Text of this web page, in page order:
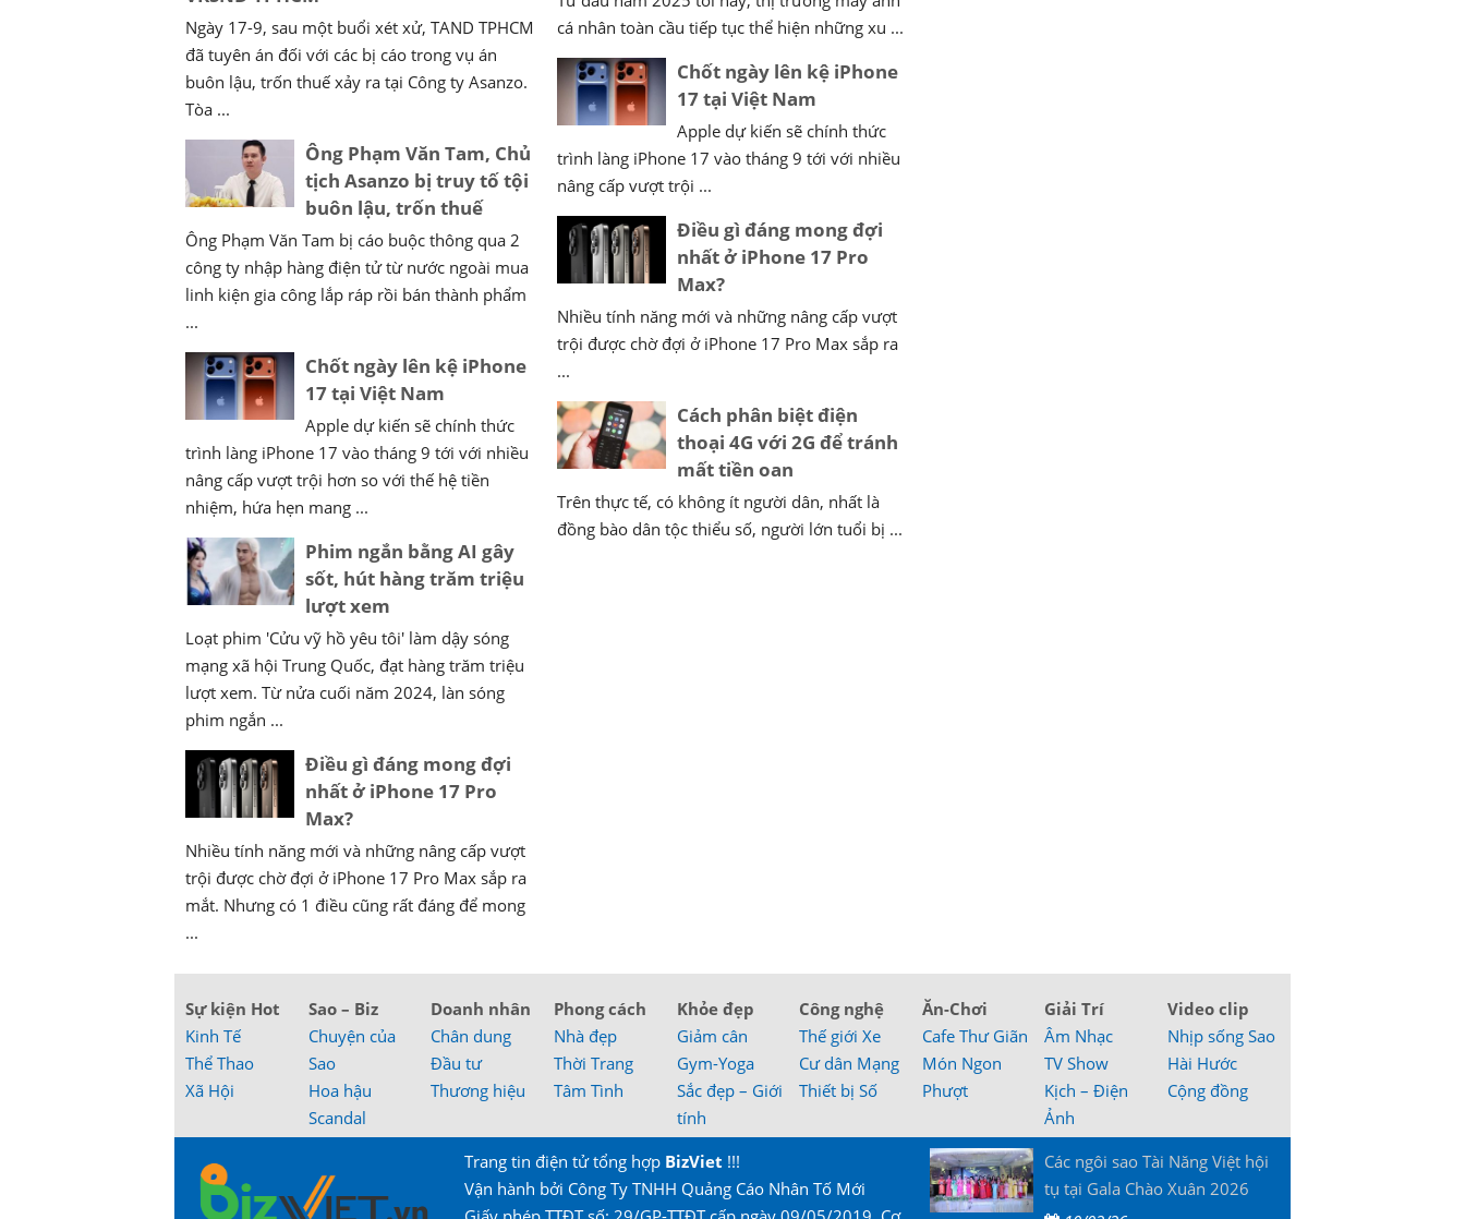
Ngày 17-9, sau một buổi xét xử, TAND TPHCM
đã tuyên án đối với các bị cáo trong vụ án
buôn lậu, trốn thuế xảy ra tại Công ty Asanzo.
Tòa ...
Ông Phạm Văn Tam, Chủ
tịch Asanzo bị truy tố tội
buôn lậu, trốn thuế
Ông Phạm Văn Tam bị cáo buộc thông qua 2
công ty nhập hàng điện tử từ nước ngoài mua
linh kiện gia công lắp ráp rồi bán thành phẩm
...
Chốt ngày lên kệ iPhone
17 tại Việt Nam
Apple dự kiến sẽ chính thức
trình làng iPhone 17 vào tháng 9 tới với nhiều
nâng cấp vượt trội hơn so với thế hệ tiền
nhiệm, hứa hẹn mang ...
Phim ngắn bằng AI gây
sốt, hút hàng trăm triệu
lượt xem
Loạt phim 'Cửu vỹ hồ yêu tôi' làm dậy sóng
mạng xã hội Trung Quốc, đạt hàng trăm triệu
lượt xem. Từ nửa cuối năm 2024, làn sóng
phim ngắn ...
Điều gì đáng mong đợi
nhất ở iPhone 17 Pro
Max?
Nhiều tính năng mới và những nâng cấp vượt
trội được chờ đợi ở iPhone 17 Pro Max sắp ra
mắt. Nhưng có 1 điều cũng rất đáng để mong
...
cá nhân toàn cầu tiếp tục thể hiện những xu ...
Chốt ngày lên kệ iPhone
17 tại Việt Nam
Apple dự kiến sẽ chính thức
trình làng iPhone 17 vào tháng 9 tới với nhiều
nâng cấp vượt trội ...
Điều gì đáng mong đợi
nhất ở iPhone 17 Pro
Max?
Nhiều tính năng mới và những nâng cấp vượt
trội được chờ đợi ở iPhone 17 Pro Max sắp ra
...
Cách phân biệt điện
thoại 4G với 2G để tránh
mất tiền oan
Trên thực tế, có không ít người dân, nhất là
đồng bào dân tộc thiểu số, người lớn tuổi bị ...
Sự kiện Hot
Kinh Tế
Thể Thao
Xã Hội
Sao – Biz
Chuyện của
Sao
Hoa hậu
Scandal
Doanh nhân
Chân dung
Đầu tư
Thương hiệu
Phong cách
Nhà đẹp
Thời Trang
Tâm Tình
Khỏe đẹp
Giảm cân
Gym-Yoga
Sắc đẹp – Giới
tính
Công nghệ
Thế giới Xe
Cư dân Mạng
Thiết bị Số
Ăn-Chơi
Cafe Thư Giãn
Món Ngon
Phượt
Giải Trí
Âm Nhạc
TV Show
Kịch – Điện
Ảnh
Video clip
Nhịp sống Sao
Hài Hước
Cộng đồng
Trang tin điện tử tổng hợp BizViet !!!
Vận hành bởi Công Ty TNHH Quảng Cáo Nhân Tố Mới
Các ngôi sao Tài Năng Việt hội
tụ tại Gala Chào Xuân 2026